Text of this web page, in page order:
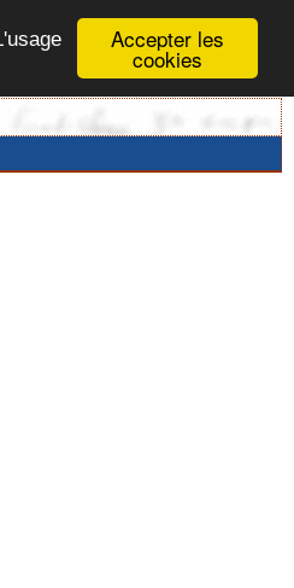
Accepter les
cookies